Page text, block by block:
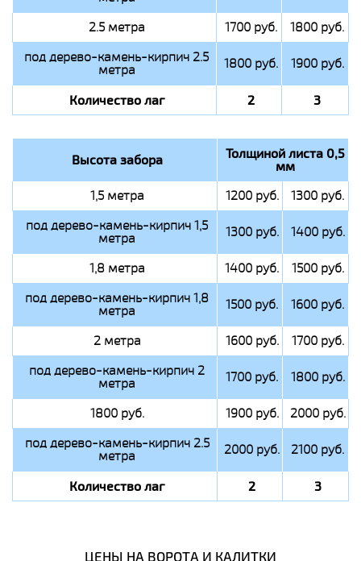
2.5 метра
1700 руб.
1800 руб.
под дерево-камень-кирпич 2.5
метра 1800 руб. 1900 руб.
Количество лаг 2 3
Высота забора Толщиной листа 0,5
мм
1,5 метра 1200 руб.
1300 руб.
под дерево-камень-кирпич 1,5
метра 1300 руб. 1400 руб.
1,8 метра 1400 руб.
1500 руб.
под дерево-камень-кирпич 1,8
метра 1500 руб. 1600 руб.
2 метра 1600 руб.
1700 руб.
под дерево-камень-кирпич 2
метра 1700 руб. 1800 руб.
1800 руб. 1900 руб.
2000 руб.
под дерево-камень-кирпич 2.5
метра 2000 руб. 2100 руб.
Количество лаг 2 3
ЦЕНЫ НА ВОРОТА И КАЛИТКИ